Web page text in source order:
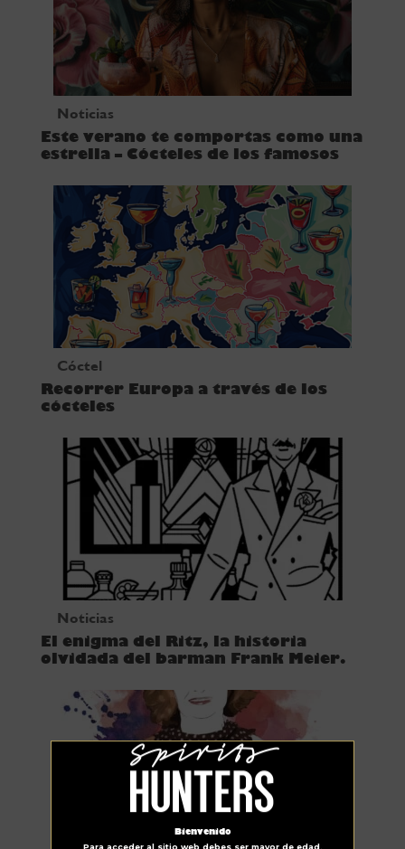
Bienvenido
Noticias
Este verano te comportas como una
estrella – Cócteles de los famosos
Cóctel
Recorrer Europa a través de los
cócteles
Noticias
El enigma del Ritz, la historia
olvidada del barman Frank Meier.